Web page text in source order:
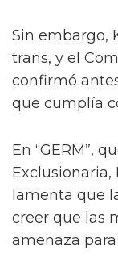
Sin embargo,
trans, y el
confirmó
que cumplía
En “GERM”,
Exclusionaria,
lamenta que
creer que las
amenaza